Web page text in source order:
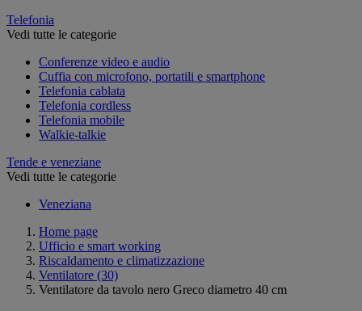
Telefonia
Vedi tutte le categorie
Conferenze video e audio
Cuffia con microfono, portatili e smartphone
Telefonia cablata
Telefonia cordless
Telefonia mobile
Walkie-talkie
Tende e veneziane
Vedi tutte le categorie
Veneziana
Home page
Ufficio e smart working
Riscaldamento e climatizzazione
Ventilatore (30)
Ventilatore da tavolo nero Greco diametro 40 cm